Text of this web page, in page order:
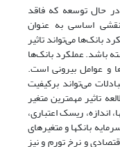
حال توسعه که فاقد
نقشی اساسی به عنوان
بانک‌ها می‌تواند تاثیر
باشد. عملکرد بانک‌ها
و عوامل بیرونی است.
می‌تواند برکیفیت
تاثیر مهمترین متغیر
ریسک اعتباری،
بانکها و متغیر‌های
و نرخ تورم و نیز